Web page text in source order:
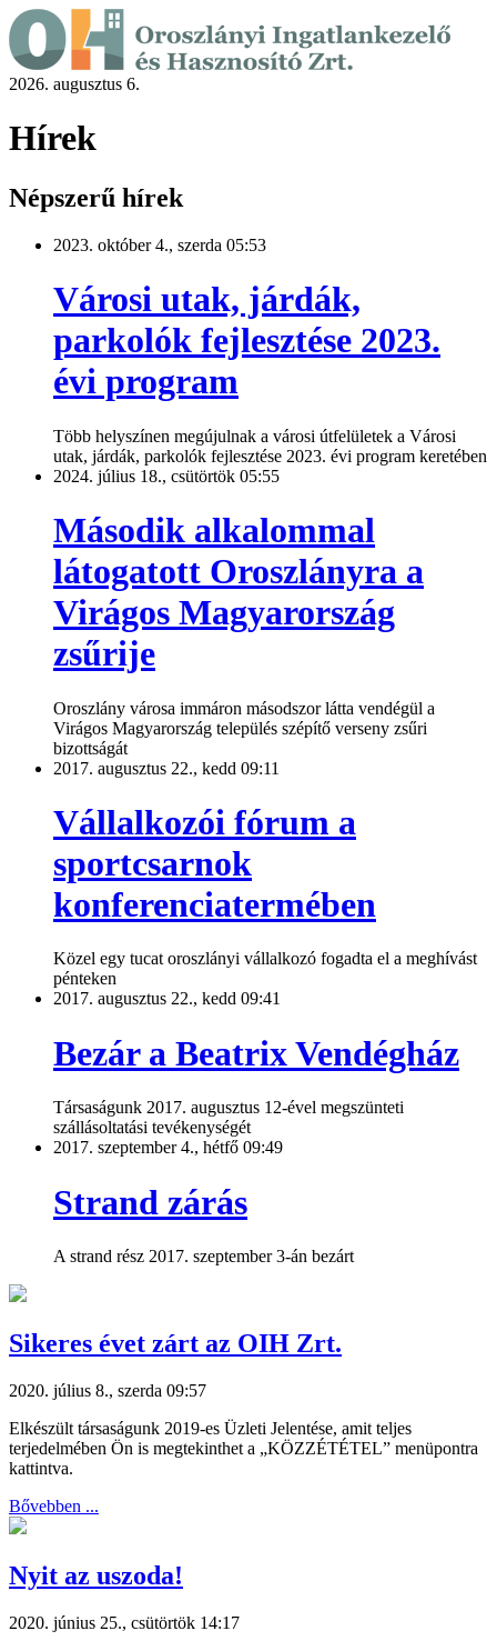
2026. augusztus 6.
Hírek
Népszerű hírek
2023. október 4., szerda 05:53
Városi utak, járdák,
parkolók fejlesztése 2023.
évi program
Több helyszínen megújulnak a városi útfelületek a Városi
utak, járdák, parkolók fejlesztése 2023. évi program keretében
2024. július 18., csütörtök 05:55
Második alkalommal
látogatott Oroszlányra a
Virágos Magyarország
zsűrije
Oroszlány városa immáron másodszor látta vendégül a
Virágos Magyarország település szépítő verseny zsűri
bizottságát
2017. augusztus 22., kedd 09:11
Vállalkozói fórum a
sportcsarnok
konferenciatermében
Közel egy tucat oroszlányi vállalkozó fogadta el a meghívást
pénteken
2017. augusztus 22., kedd 09:41
Bezár a Beatrix Vendégház
Társaságunk 2017. augusztus 12-ével megszünteti
szállásoltatási tevékenységét
2017. szeptember 4., hétfő 09:49
Strand zárás
A strand rész 2017. szeptember 3-án bezárt
Sikeres évet zárt az OIH Zrt.
2020. július 8., szerda 09:57
Elkészült társaságunk 2019-es Üzleti Jelentése, amit teljes
terjedelmében Ön is megtekinthet a „KÖZZÉTÉTEL” menüpontra
kattintva.
Bővebben ...
Nyit az uszoda!
2020. június 25., csütörtök 14:17